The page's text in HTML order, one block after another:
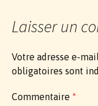
Laisser un
Votre adresse e-
obligatoires sont
Commentaire *